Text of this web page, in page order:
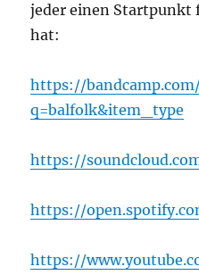
jeder einen Startpunkt
hat:
https://
q=balfolk&item_type
https://
https://
https://